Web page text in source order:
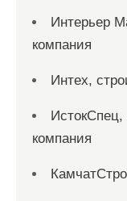
Интерьер
компания
Интех,
ИстокСпец,
компания